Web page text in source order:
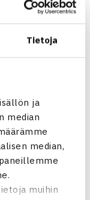
Tietoja
ja
median
median,
muihin
Ukraina (3.)